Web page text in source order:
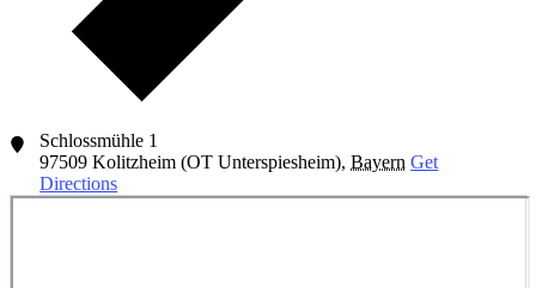
Schlossmühle 1
97509 Kolitzheim (OT Unterspiesheim), Bayern Get
Directions